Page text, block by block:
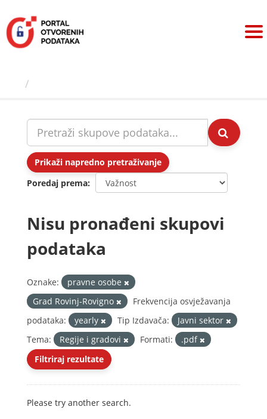
sadržaj
Prikaži napredno pretraživanje
Poredaj prema
Nisu pronađeni skupovi
podataka
Oznake:
pravne osobe
Grad Rovinj-Rovigno
Frekvencija osvježavanja
podataka:
yearly Tip Izdavača:
Javni sektor
Tema:
Regije i gradovi Formati:
.pdf
Filtriraj rezultate
Please try another search.